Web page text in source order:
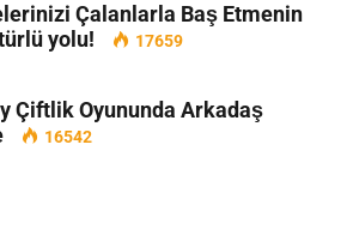
Çalanlarla Baş Etmenin
yolu!
17659
Çiftlik Oyununda Arkadaş
16542